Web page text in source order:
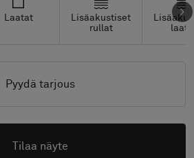
Laatat
Lisäakustiset
rullat
Pyydä tarjous
Tilaa näyte